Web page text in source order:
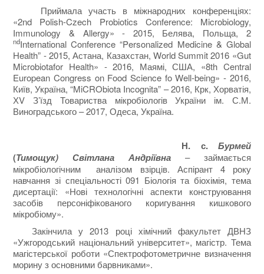
Приймала участь в міжнародних конференціях:
«2nd Polish-Czech Probiotics Conference: Microbiology,
Immunology & Allergy» - 2015, Белява, Польща, 2
ndInternational Conference “Personalized Medicine & Global
Health” - 2015, Астана, Казахстан, World Summit 2016 «Gut
Microbiotafor Health» - 2016, Маямі, США, «8th Central
European Congress on Food Science fo Well-being» - 2016,
Київ, Україна, “MiCRObiota Incognita” – 2016, Крк, Хорватія,
ХV З’їзд Товариства мікробіологів України ім. С.М.
Виноградського – 2017, Одеса, Україна.
Н. с. Бурмей
(Тимощук) Світлана Андріївна – займається
мікробіологічним аналізом взірців. Аспірант 4 року
навчання зі спеціальності 091 Біологія та біохімія, тема
дисертації: «Нові технологічні аспекти конструювання
засобів персоніфікованого коригування кишкового
мікробіому».
Закінчила у 2013 році хімічний факультет ДВНЗ
«Ужгородський національний університет», магістр. Тема
магістерської роботи «Спектрофотометричне визначення
морину з основними барвниками».